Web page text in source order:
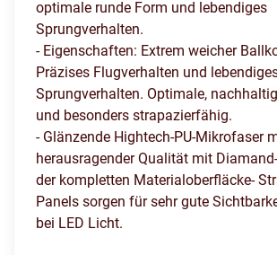
optimale runde Form und lebendiges
Sprungverhalten.
- Eigenschaften: Extrem weicher
Präzises Flugverhalten und
Sprungverhalten. Optimale,
und besonders strapazierfähig.
- Glänzende Hightech-PU-Mikrofaser
herausragender Qualität mit
der kompletten Materialoberfläcke-
Panels sorgen für sehr gute
bei LED Licht.